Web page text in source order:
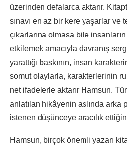
üzerinden defalarca aktarır.
sınavı en az bir kere yaşarlar ve
çıkarlarına olmasa bile
etkilemek amacıyla davranış
yarattığı baskının, insan
somut olaylarla, karakterlerinin
net ifadelerle aktarır Hamsun.
anlatılan hikâyenin aslında arka
istenen düşünceye aracılık
Hamsun, birçok önemli yazarı